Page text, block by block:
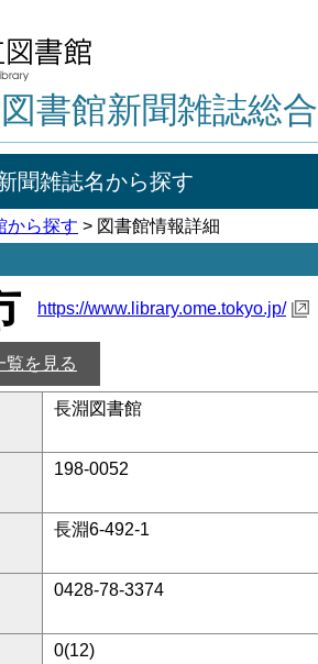
書館新聞雑誌総
聞雑誌名から探す
から探す > 図書館情報詳細
https://www.library.ome.tokyo.jp/
覧を見る
長淵図書館
198-0052
長淵6-492-1
0428-78-3374
0(12)